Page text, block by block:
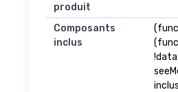
produit
Composants
inclus